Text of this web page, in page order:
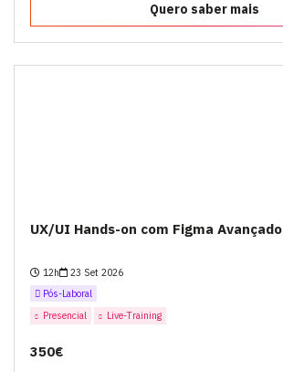
Quero saber mais
UX/UI Hands-on com Figma Avançado
12h
23 Set 2026
Pós-Laboral
Presencial
Live-Training
350€